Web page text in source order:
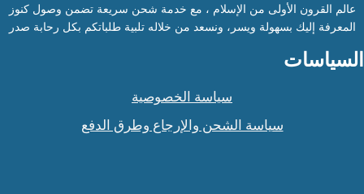
عالم القرون الأولى من الإسلام ، مع خدمة شحن سريعة تضمن وصول كنوز
المعرفة إليك بسهولة ويسر، ونسعد من خلاله تلبية طلباتكم بكل رحابة صدر
السياسات
سياسة الخصوصية
سياسة الشحن والإرجاع وطرق الدفع